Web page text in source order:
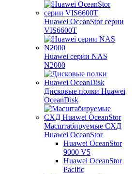
Huawei OceanStor серии
VIS6600T
Huawei серии NAS
N2000
Дисковые полки Huawei
OceanDisk
Масштабируемые СХД
Huawei OceanStor
Huawei OceanStor
9000 V5
Huawei OceanStor
Pacific